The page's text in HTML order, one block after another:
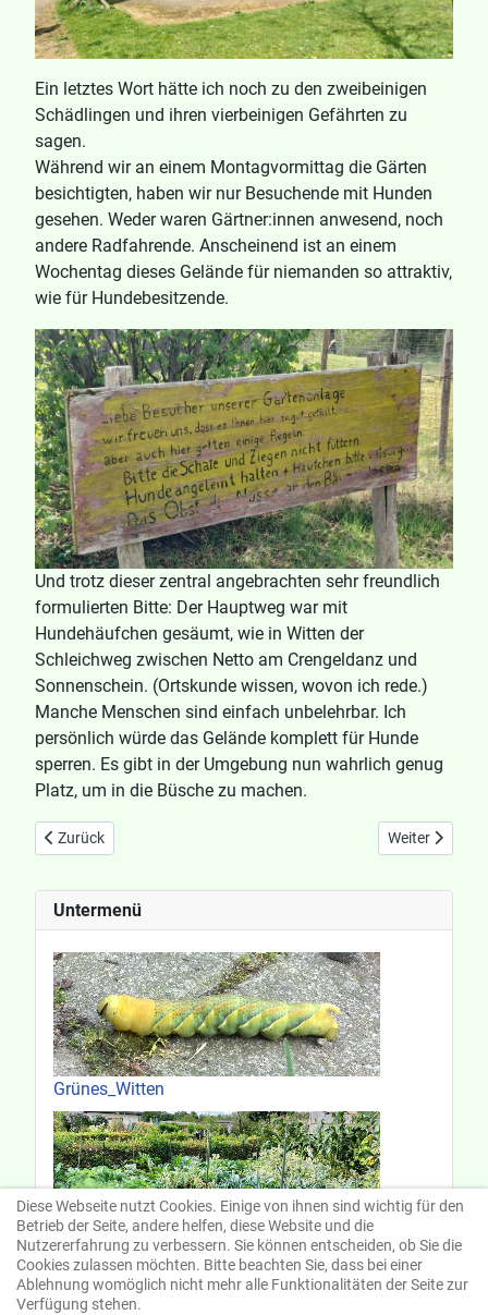
Untermenü
Grünes_Witten
klitzekleines Gartenblog
Ein letztes Wort hätte ich noch zu den zweibeinigen
Schädlingen und ihren vierbeinigen Gefährten zu
sagen.
Während wir an einem Montagvormittag die Gärten
besichtigten, haben wir nur Besuchende mit Hunden
gesehen. Weder waren Gärtner:innen anwesend, noch
andere Radfahrende. Anscheinend ist an einem
Wochentag dieses Gelände für niemanden so attraktiv,
wie für Hundebesitzende.
Und trotz dieser zentral angebrachten sehr freundlich
formulierten Bitte: Der Hauptweg war mit
Hundehäufchen gesäumt, wie in Witten der
Schleichweg zwischen Netto am Crengeldanz und
Sonnenschein. (Ortskunde wissen, wovon ich rede.)
Manche Menschen sind einfach unbelehrbar. Ich
persönlich würde das Gelände komplett für Hunde
sperren. Es gibt in der Umgebung nun wahrlich genug
Platz, um in die Büsche zu machen.
Vorheriger Beitrag: Wildkameras
Zurück Nächster
Weiter
Diese Webseite nutzt Cookies. Einige von ihnen sind wichtig für den
Betrieb der Seite, andere helfen, diese Website und die
Nutzererfahrung zu verbessern. Sie können entscheiden, ob Sie die
Cookies zulassen möchten. Bitte beachten Sie, dass bei einer
Ablehnung womöglich nicht mehr alle Funktionalitäten der Seite zur
Verfügung stehen.